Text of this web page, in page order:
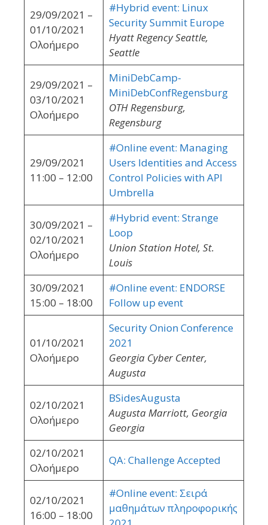
29/09/2021 –
01/10/2021
Ολοήμερο
#Hybrid event: Linux
Security Summit Europe
Hyatt Regency Seattle,
Seattle
29/09/2021 –
03/10/2021
Ολοήμερο
MiniDebCamp-
MiniDebConfRegensburg
OTH Regensburg,
Regensburg
29/09/2021
11:00 – 12:00
#Online event: Managing
Users Identities and Access
Control Policies with API
Umbrella
30/09/2021 –
02/10/2021
Ολοήμερο
#Hybrid event: Strange
Loop
Union Station Hotel, St.
Louis
30/09/2021
15:00 – 18:00
#Online event: ENDORSE
Follow up event
01/10/2021
Ολοήμερο
Security Onion Conference
2021
Georgia Cyber Center,
Augusta
02/10/2021
Ολοήμερο
BSidesAugusta
Augusta Marriott, Georgia
Georgia
02/10/2021
Ολοήμερο
QA: Challenge Accepted
02/10/2021
16:00 – 18:00
#Online event: Σειρά
μαθημάτων πληροφορικής